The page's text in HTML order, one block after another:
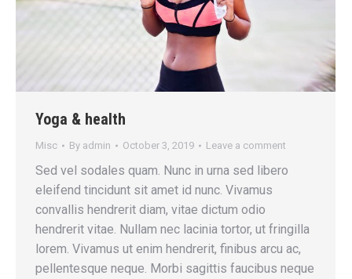
Yoga & health
Misc By admin October 3, 2019 Leave a comment
Sed vel sodales quam. Nunc in urna sed libero
eleifend tincidunt sit amet id nunc. Vivamus
convallis hendrerit diam, vitae dictum odio
hendrerit vitae. Nullam nec lacinia tortor, ut fringilla
lorem. Vivamus ut enim hendrerit, finibus arcu ac,
pellentesque neque. Morbi sagittis faucibus neque